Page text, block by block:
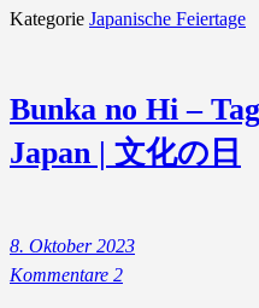
Kategorie Japanische Feiertage
Bunka no Hi –
Japan | 文化の日
8. Oktober 2023
Kommentare 2